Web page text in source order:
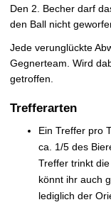
Den 2. Becher darf
den Ball nicht
Jede verunglückte
Gegnerteam. Wird
getroffen.
Trefferarten
Ein Treffer pro
ca. 1/5 des
Treffer trinkt
könnt ihr auch
lediglich der